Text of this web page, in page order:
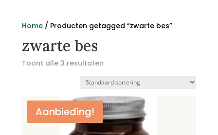
Home/ Producten getagged “zwarte bes”
zwarte bes
Toont alle 3 resultaten
Aanbieding!